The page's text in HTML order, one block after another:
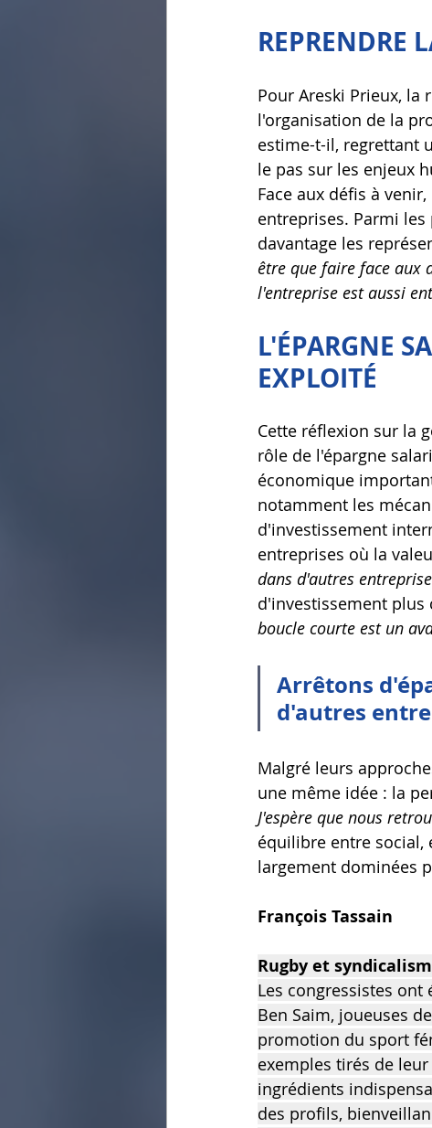
REPRENDRE
Pour Areski Prieux,
l'organisation de la
estime-t-il, regrettant
le pas sur les enjeux
Face aux défis à
entreprises. Parmi
davantage les
être que faire face aux
l'entreprise est aussi
L'ÉPARGNE
EXPLOITÉ
Cette réflexion sur la
rôle de l'épargne
économique
notamment les
d'investissement
entreprises où la
dans d'autres
d'investissement plus
boucle courte est un
Arrêtons
d'autres
Malgré leurs
une même idée : la
J'espère que nous
équilibre entre social,
largement dominées
François Tassain
Rugby et
Les congressistes
Ben Saim, joueuses
promotion du sport
exemples tirés de
ingrédients
des profils,